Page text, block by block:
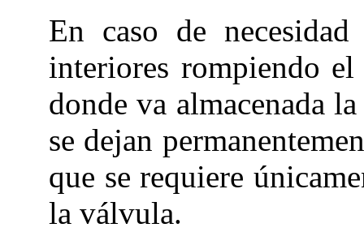
En caso de
interiores rompiendo
donde va almacenada
se dejan
que se requiere
la válvula.